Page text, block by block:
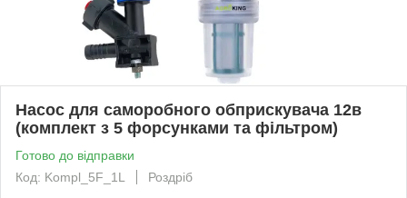
Насос для саморобного обприскувача 12в
(комплект з 5 форсунками та фільтром)
Готово до відправки
Код: Kompl_5F_1L
Роздріб